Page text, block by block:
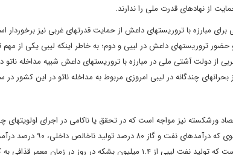
از نهادهای قدرت ملی را ندارند.
مبارزه با تروریست‏های داعش از حمایت قدرت‏های غربی نیز برخوردار
تروریست‏های داعش در لیبی و دوم؛ به خاطر اینکه لیبی یکی از
چندگانه در لیبی امروزی مربوط به مداخله ناتو در این کشور در سال ۲۰۱۱
ورشکسته نیز مواجه است که در تحقق یا ناکامی در اجرای اولویت‏‏های